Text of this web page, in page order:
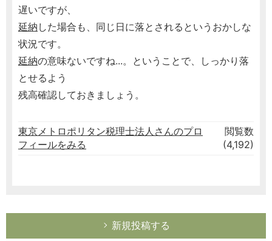
遅いですが、
延納 した場合も、同じ日に落とされるというおかしな
状況です。
延納の意味ないですね...。ということで、しっかり落
とせるよう
残高確認しておきましょう。
東京メトロポリタン税理士法人さんのプロ
フィールをみる
閲覧数
(4,192)
新規投稿する